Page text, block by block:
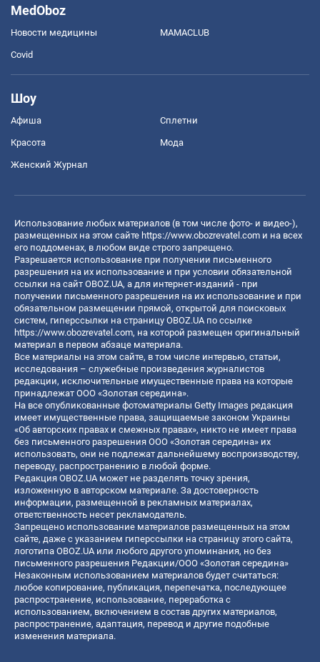
MedOboz
Новости медицины MAMACLUB
Covid
Шоу
Афиша Сплетни
Красота Мода
Женский Журнал
Использование любых материалов (в том числе фото- и видео-),
размещенных на этом сайте https://www.obozrevatel.com и на всех
его поддоменах, в любом виде строго запрещено.
Разрешается использование при получении письменного
разрешения на их использование и при условии обязательной
ссылки на сайт OBOZ.UA, а для интернет-изданий - при
получении письменного разрешения на их использование и при
обязательном размещении прямой, открытой для поисковых
систем, гиперссылки на страницу OBOZ.UA по ссылке
https://www.obozrevatel.com, на которой размещен оригинальный
материал в первом абзаце материала.
Все материалы на этом сайте, в том числе интервью, статьи,
исследования – служебные произведения журналистов
редакции, исключительные имущественные права на которые
принадлежат ООО «Золотая середина».
На все опубликованные фотоматериалы Getty Images редакция
имеет имущественные права, защищаемые законом Украины
«Об авторских правах и смежных правах», никто не имеет права
без письменного разрешения ООО «Золотая середина» их
использовать, они не подлежат дальнейшему воспроизводству,
переводу, распространению в любой форме.
Редакция OBOZ.UA может не разделять точку зрения,
изложенную в авторском материале. За достоверность
информации, размещенной в рекламных материалах,
ответственность несет рекламодатель.
Запрещено использование материалов размещенных на этом
сайте, даже с указанием гиперссылки на страницу этого сайта,
логотипа OBOZ.UA или любого другого упоминания, но без
письменного разрешения Редакции/ООО «Золотая середина»
Незаконным использованием материалов будет считаться:
любое копирование, публикация, перепечатка, последующее
распространение, использование, переработка с
использованием, включением в состав других материалов,
распространение, адаптация, перевод и другие подобные
изменения материала.